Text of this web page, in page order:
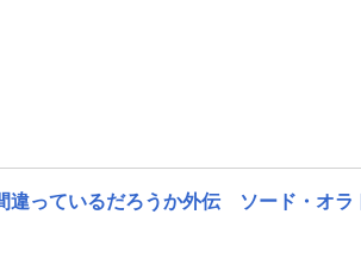
違っているだろうか外伝 ソード・オラ